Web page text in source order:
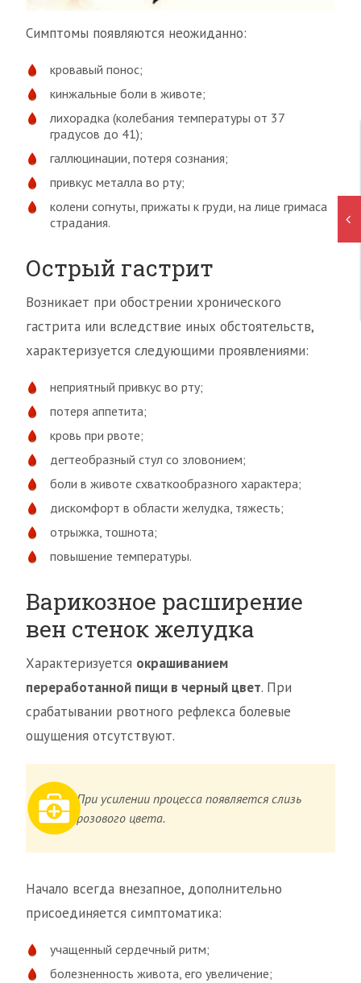
Симптомы появляются неожиданно:
кровавый понос;
кинжальные боли в животе;
лихорадка (колебания температуры от 37
градусов до 41);
галлюцинации, потеря сознания;
привкус металла во рту;
колени согнуты, прижаты к груди, на лице гримаса
страдания.
Острый гастрит
Возникает при обострении хронического
гастрита или вследствие иных обстоятельств,
характеризуется следующими проявлениями:
неприятный привкус во рту;
потеря аппетита;
кровь при рвоте;
дегтеобразный стул со зловонием;
боли в животе схваткообразного характера;
дискомфорт в области желудка, тяжесть;
отрыжка, тошнота;
повышение температуры.
Варикозное расширение
вен стенок желудка
Характеризуется окрашиванием
переработанной пищи в черный цвет. При
срабатывании рвотного рефлекса болевые
ощущения отсутствуют.
При усилении процесса появляется слизь
розового цвета.
Начало всегда внезапное, дополнительно
присоединяется симптоматика:
учащенный сердечный ритм;
болезненность живота, его увеличение;